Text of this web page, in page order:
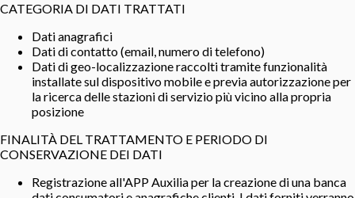
CATEGORIA DI DATI TRATTATI
Dati anagrafici
Dati di contatto (email, numero di telefono)
Dati di geo-localizzazione raccolti tramite funzionalità
installate sul dispositivo mobile e previa autorizzazione per
la ricerca delle stazioni di servizio più vicino alla propria
posizione
FINALITÀ DEL TRATTAMENTO E PERIODO DI
CONSERVAZIONE DEI DATI
Registrazione all'APP Auxilia per la creazione di una banca